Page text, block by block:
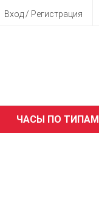
Вход / Регистрация
ЧАСЫ ПО ТИПАМ